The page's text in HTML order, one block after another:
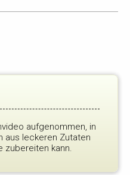
aufgenommen, in
aus leckeren Zutaten
zubereiten kann.